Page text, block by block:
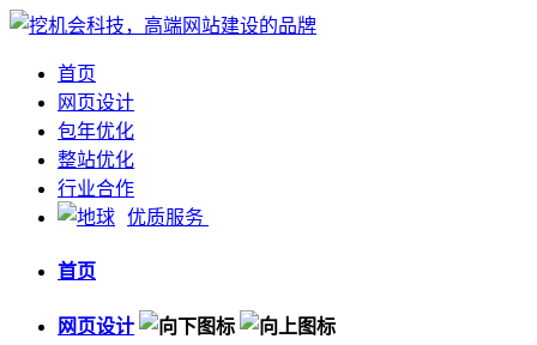
首页
网页设计
包年优化
整站优化
行业合作
优质服务
首页
网页设计